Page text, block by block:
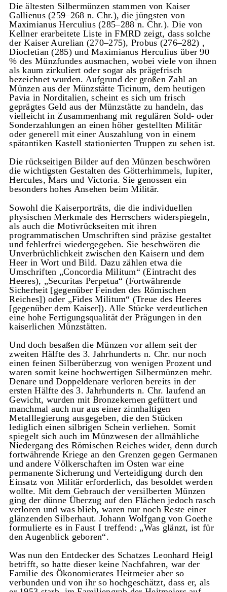
Die ältesten Silbermünzen stammen von Kaiser
Gallienus (259–268 n. Chr.), die jüngsten von
Maximianus Herculius (285–288 n. Chr.). Die von
Kellner erarbeitete Liste in FMRD zeigt, dass solche
der Kaiser Aurelian (270–275), Probus (276–282) ,
Diocletian (285) und Maximianus Herculius über 90
% des Münzfundes ausmachen, wobei viele von ihnen
als kaum zirkuliert oder sogar als prägefrisch
bezeichnet wurden. Aufgrund der großen Zahl an
Münzen aus der Münzstätte Ticinum, dem heutigen
Pavia in Norditalien, scheint es sich um frisch
geprägtes Geld aus der Münzstätte zu handeln, das
vielleicht in Zusammenhang mit regulären Sold- oder
Sonderzahlungen an einen höher gestellten Militär
oder generell mit einer Auszahlung von in einem
spätantiken Kastell stationierten Truppen zu sehen ist.
Die rückseitigen Bilder auf den Münzen beschwören
die wichtigsten Gestalten des Götterhimmels, Iupiter,
Hercules, Mars und Victoria. Sie genossen ein
besonders hohes Ansehen beim Militär.
Sowohl die Kaiserporträts, die die individuellen
physischen Merkmale des Herrschers widerspiegeln,
als auch die Motivrückseiten mit ihren
programmatischen Umschriften sind präzise gestaltet
und fehlerfrei wiedergegeben. Sie beschwören die
Unverbrüchlichkeit zwischen den Kaisern und dem
Heer in Wort und Bild. Dazu zählen etwa die
Umschriften „Concordia Militum“ (Eintracht des
Heeres), „Securitas Perpetua“ (Fortwährende
Sicherheit [gegenüber Feinden des Römischen
Reiches]) oder „Fides Militum“ (Treue des Heeres
[gegenüber dem Kaiser]). Alle Stücke verdeutlichen
eine hohe Fertigungsqualität der Prägungen in den
kaiserlichen Münzstätten.
Und doch besaßen die Münzen vor allem seit der
zweiten Hälfte des 3. Jahrhunderts n. Chr. nur noch
einen feinen Silberüberzug von wenigen Prozent und
waren somit keine hochwertigen Silbermünzen mehr.
Denare und Doppeldenare verloren bereits in der
ersten Hälfte des 3. Jahrhunderts n. Chr. laufend an
Gewicht, wurden mit Bronzekernen gefüttert und
manchmal auch nur aus einer zinnhaltigen
Metalllegierung ausgegeben, die den Stücken
lediglich einen silbrigen Schein verliehen. Somit
spiegelt sich auch im Münzwesen der allmähliche
Niedergang des Römischen Reiches wider, denn durch
fortwährende Kriege an den Grenzen gegen Germanen
und andere Völkerschaften im Osten war eine
permanente Sicherung und Verteidigung durch den
Einsatz von Militär erforderlich, das besoldet werden
wollte. Mit dem Gebrauch der versilberten Münzen
ging der dünne Überzug auf den Flächen jedoch rasch
verloren und was blieb, waren nur noch Reste einer
glänzenden Silberhaut. Johann Wolfgang von Goethe
formulierte es in Faust I treffend: „Was glänzt, ist für
den Augenblick geboren“.
Was nun den Entdecker des Schatzes Leonhard Heigl
betrifft, so hatte dieser keine Nachfahren, war der
Familie des Ökonomierates Heitmeier aber so
verbunden und von ihr so hochgeschätzt, dass er, als